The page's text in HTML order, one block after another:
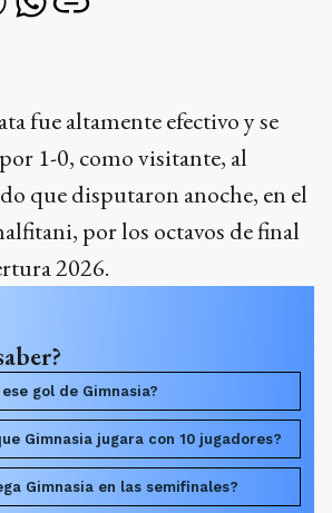
fue altamente efectivo y se
1-0, como visitante, al
que disputaron anoche, en el
por los octavos de final
2026.
gol de Gimnasia?
Gimnasia jugara con 10 jugadores?
Gimnasia en las semifinales?